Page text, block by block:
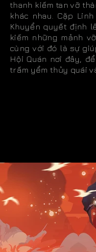
thanh kiếm tan vỡ
khác nhau. Cặp
Khuyển quyết định
kiếm những mảnh
cùng với đó là sự
Hội Quán nơi đây,
trấm yểm thủy quái